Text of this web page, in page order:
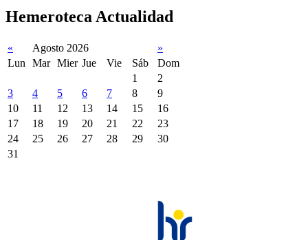
Hemeroteca Actualidad
« Agosto 2026
»
Lun
Mar Mier Jue Vie Sáb
Dom
1
2
3
4 5 6 7 8
9
10
11 12 13 14 15
16
17
18 19 20 21 22
23
24
25 26 27 28 29
30
31